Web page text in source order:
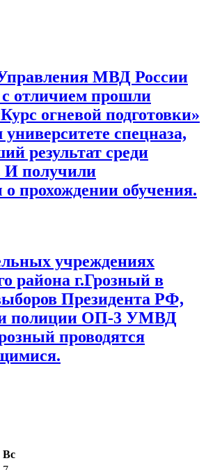
МВД России
отличием прошли
огневой подготовки»
спецназа,
результат среди
И получили
прохождении обучения.
учреждениях
района г.Грозный в
Президента РФ,
полиции ОП-3 УМВД
проводятся
Вс